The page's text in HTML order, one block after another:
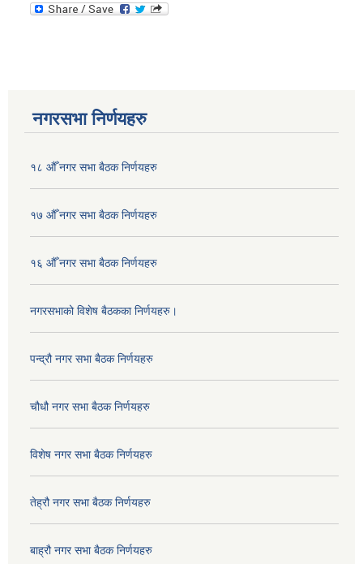
नगरसभा निर्णयहरु
१८ औँ नगर सभा बैठक निर्णयहरु
१७ औँ नगर सभा बैठक निर्णयहरु
१६ औँ नगर सभा बैठक निर्णयहरु
नगरसभाको विशेष बैठकका निर्णयहरु।
पन्द्रौ नगर सभा बैठक निर्णयहरु
चौधौ नगर सभा बैठक निर्णयहरु
विशेष नगर सभा बैठक निर्णयहरु
तेह्रौ नगर सभा बैठक निर्णयहरु
बाह्रौ नगर सभा बैठक निर्णयहरु